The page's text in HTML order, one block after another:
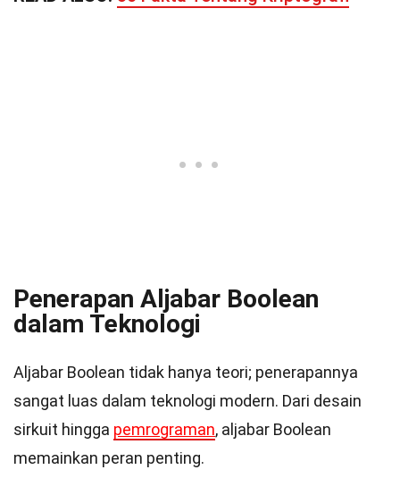
Penerapan Aljabar Boolean
dalam Teknologi
Aljabar Boolean tidak hanya teori; penerapannya
sangat luas dalam teknologi modern. Dari desain
sirkuit hingga pemrograman, aljabar Boolean
memainkan peran penting.